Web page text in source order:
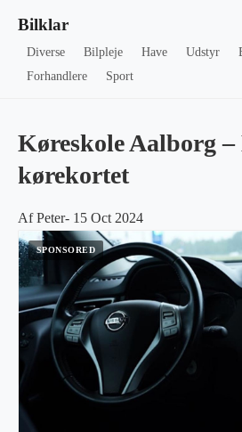
Bilklar
Diverse Bilpleje Have Udstyr
Forhandlere
Sport
Køreskole Aalborg
kørekortet
Af Peter- 15 Oct 2024